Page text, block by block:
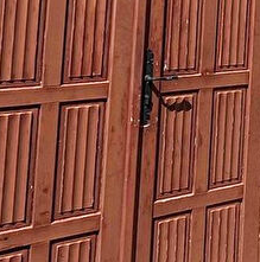
confort, espace, et praticité !
avez besoin pour une vie
sol : une troisième chambre